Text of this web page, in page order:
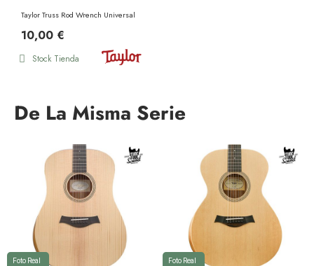
Taylor Truss Rod Wrench Universal
10,00 €
Stock Tienda
De La Misma Serie
Foto Real Foto Real